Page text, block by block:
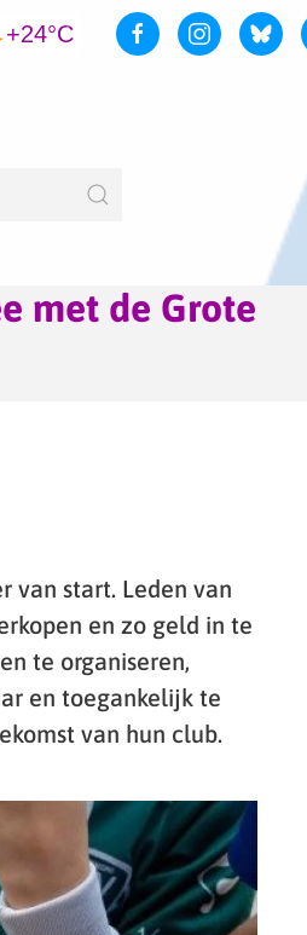
+24°C
met de Grote
van start. Leden van
en zo geld in te
te organiseren,
en toegankelijk te
van hun club.